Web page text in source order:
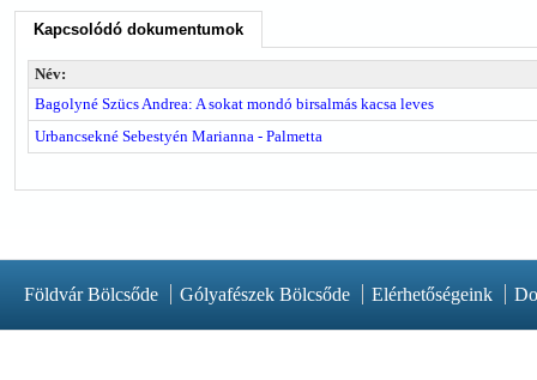
Kapcsolódó dokumentumok
Név:
Bagolyné Szücs Andrea: A sokat mondó birsalmás kacsa leves
Urbancsekné Sebestyén Marianna - Palmetta
Földvár Bölcsőde Gólyafészek Bölcsőde Elérhetőségeink